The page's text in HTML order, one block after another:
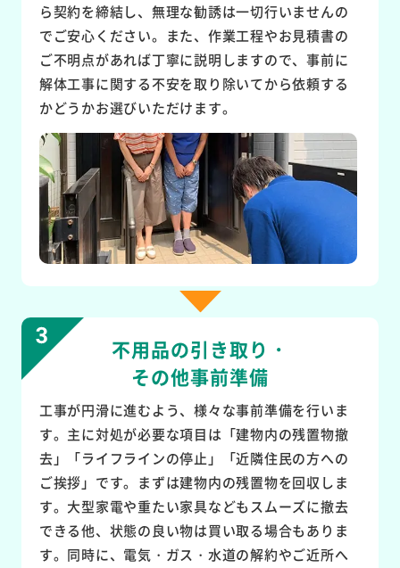
ら契約を締結し、無理な勧誘は一切行いませんの
でご安心ください。また、作業工程やお見積書の
ご不明点があれば丁寧に説明しますので、事前に
解体工事に関する不安を取り除いてから依頼する
かどうかお選びいただけます。
不用品の引き取り・
その他事前準備
工事が円滑に進むよう、様々な事前準備を行いま
す。主に対処が必要な項目は「建物内の残置物撤
去」「ライフラインの停止」「近隣住民の方への
ご挨拶」です。まずは建物内の残置物を回収しま
す。大型家電や重たい家具などもスムーズに撤去
できる他、状態の良い物は買い取る場合もありま
す。同時に、電気・ガス・水道の解約やご近所へ